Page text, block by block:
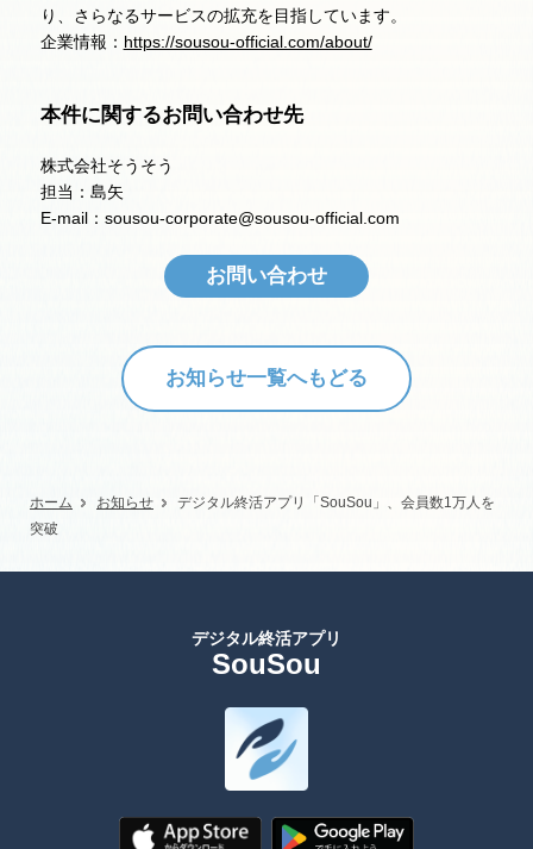
り、さらなるサービスの拡充を目指しています。
企業情報： https://sousou-official.com/about/
本件に関するお問い合わせ先
株式会社そうそう
担当：島矢
E-mail：sousou-corporate@sousou-official.com
お問い合わせ
お知らせ一覧へもどる
ホーム お知らせ
デジタル終活アプリ「SouSou」、会員数1万人を
突破
デジタル終活アプリ
SouSou